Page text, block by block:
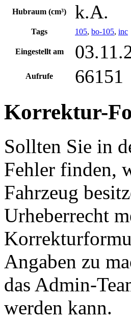
Hubraum (cm³) k.A.
Tags 105, bo-105, inc
Eingestellt am
Aufrufe 66151
Korrektur-
Sollten Sie in
Fehler finden,
Fahrzeug
Urheberrecht
Angaben zu
das Admin-
werden kann.